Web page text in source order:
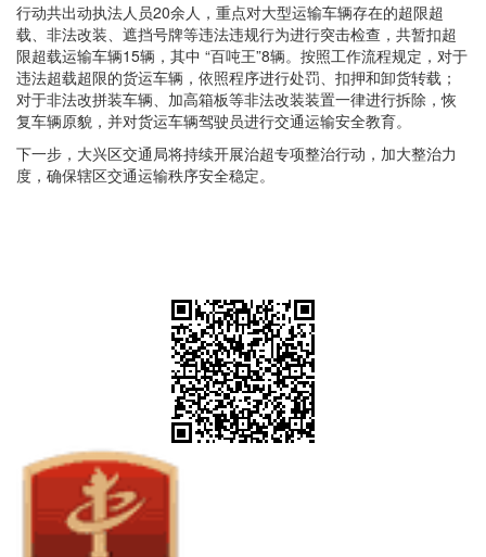
行动共出动执法人员20余人，重点对大型运输车辆存在的超限超
载、非法改装、遮挡号牌等违法违规行为进行突击检查，共暂扣超
限超载运输车辆15辆，其中 “百吨王”8辆。按照工作流程规定，对于
违法超载超限的货运车辆，依照程序进行处罚、扣押和卸货转载；
对于非法改拼装车辆、加高箱板等非法改装装置一律进行拆除，恢
复车辆原貌，并对货运车辆驾驶员进行交通运输安全教育。
下一步，大兴区交通局将持续开展治超专项整治行动，加大整治力
度，确保辖区交通运输秩序安全稳定。